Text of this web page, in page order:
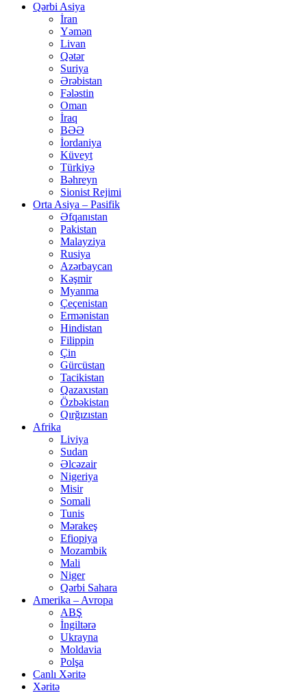
Qərbi Asiya
İran
Yəmən
Livan
Qətər
Suriya
Ərəbistan
Fələstin
Oman
İraq
BƏƏ
İordaniya
Küveyt
Türkiyə
Bəhreyn
Sionist Rejimi
Orta Asiya – Pasifik
Əfqanıstan
Pakistan
Malayziya
Rusiya
Azərbaycan
Kəşmir
Myanma
Çeçenistan
Ermənistan
Hindistan
Filippin
Çin
Gürcüstan
Tacikistan
Qazaxıstan
Özbəkistan
Qırğızıstan
Afrika
Liviya
Sudan
Əlcəzair
Nigeriya
Misir
Somali
Tunis
Mərakeş
Efiopiya
Mozambik
Mali
Niger
Qərbi Sahara
Amerika – Avropa
ABŞ
İngiltərə
Ukrayna
Moldavia
Polşa
Canlı Xəritə
Xəritə